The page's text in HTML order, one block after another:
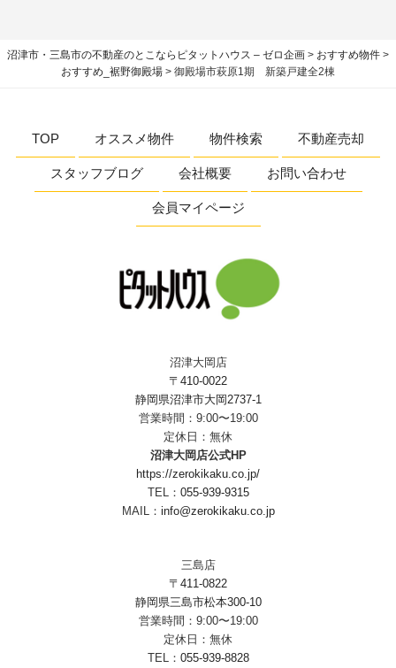
沼津市・三島市の不動産のとこならピタットハウス – ゼロ企画 > おすすめ物件 >
おすすめ_裾野御殿場 > 御殿場市萩原1期 新築戸建全2棟
TOP オススメ物件 物件検索 不動産売却
スタッフブログ 会社概要 お問い合わせ
会員マイページ
沼津大岡店
〒410-0022
静岡県沼津市大岡2737-1
営業時間：9:00〜19:00
定休日：無休
沼津大岡店公式HP
https://zerokikaku.co.jp/
TEL： 055-939-9315
MAIL： info@zerokikaku.co.jp
三島店
〒411-0822
静岡県三島市松本300-10
営業時間：9:00〜19:00
定休日：無休
TEL： 055-939-8828